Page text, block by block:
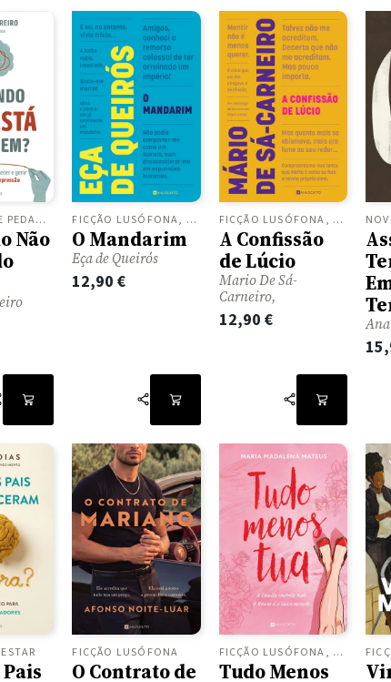
PSICOLOGIA E PEDAGOGIA, SAÚDE E BEM ESTAR
Não
FICÇÃO LUSÓFONA, ROMANCES
O Mandarim
Eça de Queirós
12,90€
FICÇÃO LUSÓFONA, ROMANCES
A Confissão
de Lúcio
Mario De Sá-
Carneiro,
12,90 €
FICÇÃO LUSÓFONA
O Contrato de
FICÇÃO LUSÓFONA, YOUNG ADULT
Tudo Menos